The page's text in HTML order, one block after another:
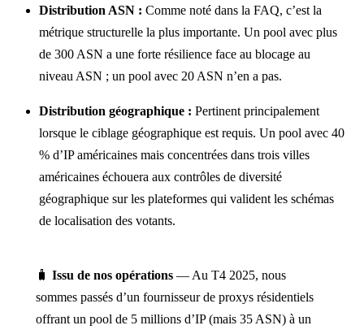
Distribution ASN : Comme noté dans la FAQ, c’est la
métrique structurelle la plus importante. Un pool avec plus
de 300 ASN a une forte résilience face au blocage au
niveau ASN ; un pool avec 20 ASN n’en a pas.
Distribution géographique : Pertinent principalement
lorsque le ciblage géographique est requis. Un pool avec 40
% d’IP américaines mais concentrées dans trois villes
américaines échouera aux contrôles de diversité
géographique sur les plateformes qui valident les schémas
de localisation des votants.
🧳 Issu de nos opérations — Au T4 2025, nous
sommes passés d’un fournisseur de proxys résidentiels
offrant un pool de 5 millions d’IP (mais 35 ASN) à un